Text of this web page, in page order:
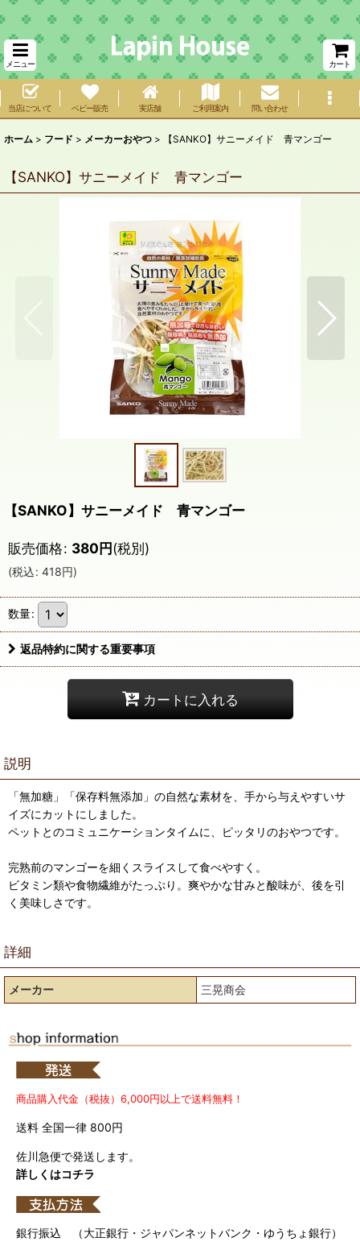
メニュー カート
当店について ベビー販売 実店舗 ご利用案内 問い合わせ
ホーム > フード > メーカーおやつ > 【SANKO】サニーメイド 青マンゴー
【SANKO】サニーメイド 青マンゴー
【SANKO】サニーメイド 青マンゴー
販売価格: 380円(税別)
(税込: 418円)
数量:
返品特約に関する重要事項
カートに入れる
説明
「無加糖」「保存料無添加」の自然な素材を、手から与えやすいサ
イズにカットにしました。
ペットとのコミュニケーションタイムに、ピッタリのおやつです。
完熟前のマンゴーを細くスライスして食べやすく。
ビタミン類や食物繊維がたっぷり。爽やかな甘みと酸味が、後を引
く美味しさです。
詳細
メーカー 三晃商会
商品購入代金（税抜）6,000円以上で送料無料！
送料 全国一律 800円
佐川急便で発送します。
詳しくはコチラ
銀行振込 （大正銀行・ジャパンネットバンク・ゆうちょ銀行）